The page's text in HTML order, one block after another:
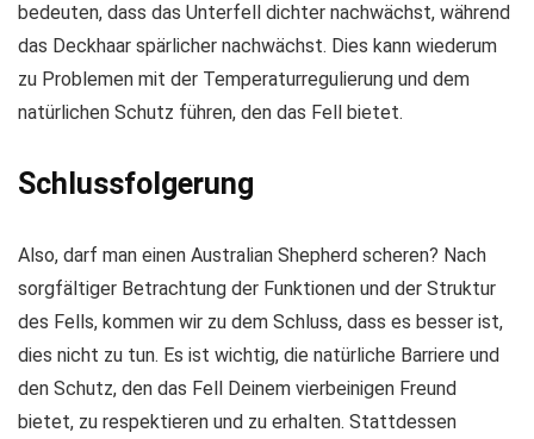
bedeuten, dass das Unterfell dichter nachwächst, während
das Deckhaar spärlicher nachwächst. Dies kann wiederum
zu Problemen mit der Temperaturregulierung und dem
natürlichen Schutz führen, den das Fell bietet.
Schlussfolgerung
Also, darf man einen Australian Shepherd scheren? Nach
sorgfältiger Betrachtung der Funktionen und der Struktur
des Fells, kommen wir zu dem Schluss, dass es besser ist,
dies nicht zu tun. Es ist wichtig, die natürliche Barriere und
den Schutz, den das Fell Deinem vierbeinigen Freund
bietet, zu respektieren und zu erhalten. Stattdessen